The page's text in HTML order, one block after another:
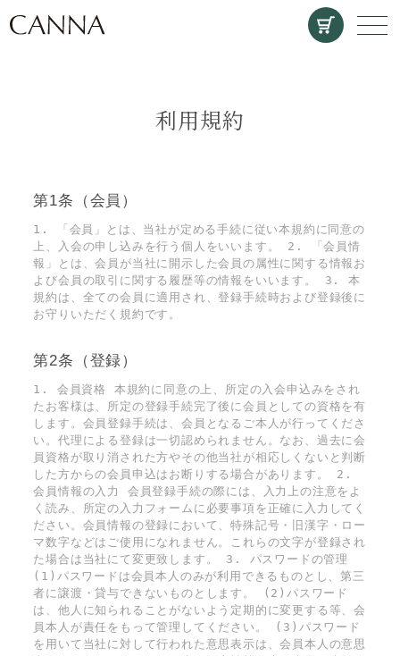
CANNA メ
利用規約
第1条（会員）
1. 「会員」とは、当社が定める手続に従い本規約に同意の
上、入会の申し込みを行う個人をいいます。 2. 「会員情
報」とは、会員が当社に開示した会員の属性に関する情報お
よび会員の取引に関する履歴等の情報をいいます。 3. 本
規約は、全ての会員に適用され、登録手続時および登録後に
お守りいただく規約です。
第2条（登録）
1. 会員資格 本規約に同意の上、所定の入会申込みをされ
たお客様は、所定の登録手続完了後に会員としての資格を有
します。会員登録手続は、会員となるご本人が行ってくださ
い。代理による登録は一切認められません。なお、過去に会
員資格が取り消された方やその他当社が相応しくないと判断
した方からの会員申込はお断りする場合があります。 2.
会員情報の入力 会員登録手続の際には、入力上の注意をよ
く読み、所定の入力フォームに必要事項を正確に入力してく
ださい。会員情報の登録において、特殊記号・旧漢字・ロー
マ数字などはご使用になれません。これらの文字が登録され
た場合は当社にて変更致します。 3. パスワードの管理
(1)パスワードは会員本人のみが利用できるものとし、第三
者に譲渡・貸与できないものとします。 (2)パスワード
は、他人に知られることがないよう定期的に変更する等、会
員本人が責任をもって管理してください。 (3)パスワード
を用いて当社に対して行われた意思表示は、会員本人の意思